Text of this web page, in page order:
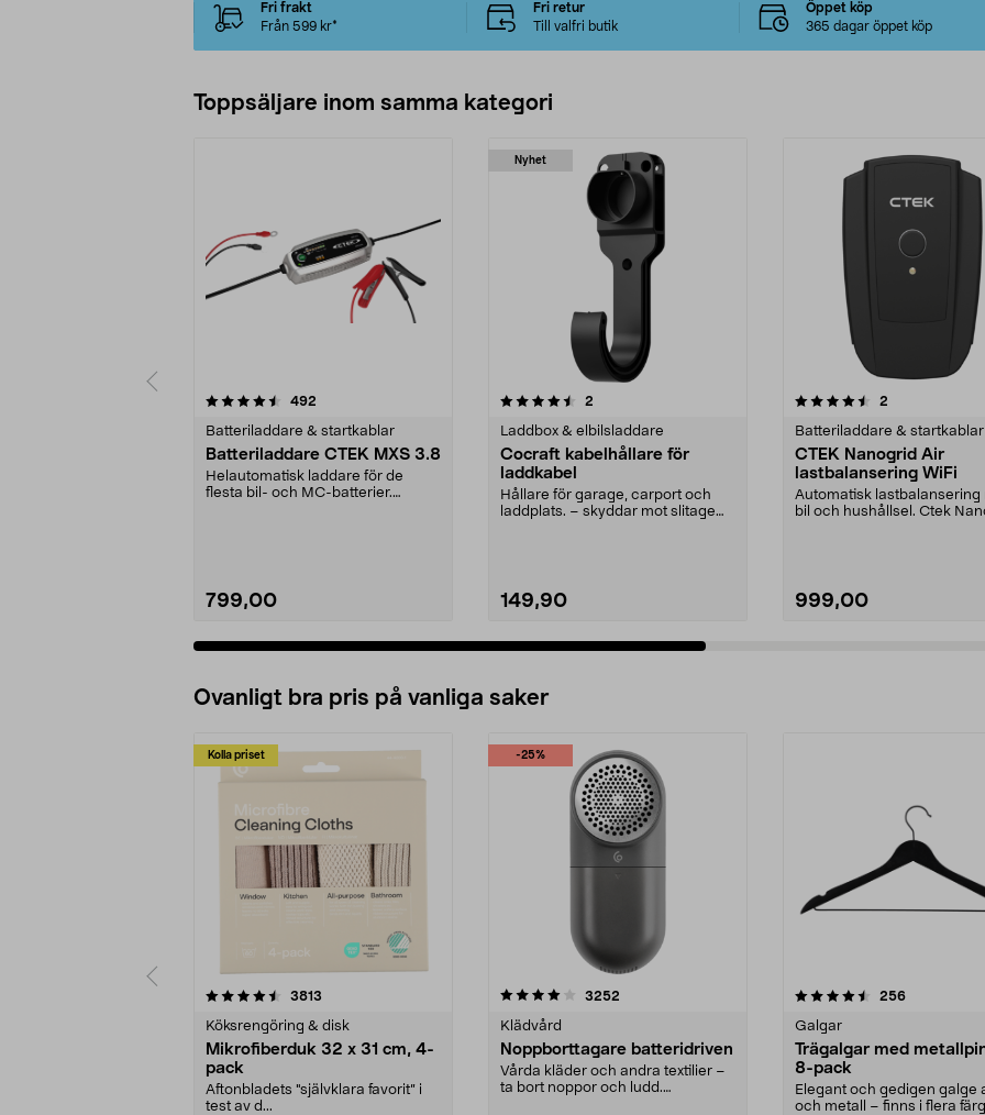
Fri frakt
Från 599 kr*
Fri retur
Till valfri butik
Öppet köp
365 dagar öppet köp
Toppsäljare inom samma kategori
492
Batteriladdare & startkablar
Batteriladdare CTEK MXS 3.8
Helautomatisk laddare för de
flesta bil- och MC-batterier.
799,00
Nyhet
4.5 av 5 stjärnor 2
Laddbox & elbilsladdare
Cocraft kabelhållare för
laddkabel
Hållare för garage, carport och
laddplats. – skyddar mot slitage
149,90
4.5 av 5 stjärnor 2
Batteriladdare & startkablar
CTEK Nanogrid Air
lastbalansering WiFi
Automatisk lastbalansering
bil och hushållsel. Ctek
999,00
5.0 av 5 stjärnor
Ovanligt bra pris på vanliga saker
Kolla priset
3813
Köksrengöring & disk
Mikrofiberduk 32 x 31 cm, 4-
pack
Aftonbladets "självklara favorit” i
test av d...
-25%
4.0av 5 stjärnor 3252
Klädvård
Noppborttagare batteridriven
Vårda kläder och andra textilier –
ta bort noppor och ludd.
4.5av 5 stjärnor 256recensioner
Galgar
Trägalgar med
8-pack
Elegant och gedigen galge
och metall – finns i flera
4.0av 5 stjärnor